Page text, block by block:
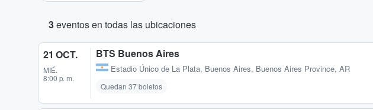
3eventos en todas las ubicaciones
21 OCT.
MIÉ.
8:00 p. m.
BTS Buenos Aires
Estadio Único de La Plata, Buenos Aires, Buenos Aires Province, AR
Quedan 37 boletos